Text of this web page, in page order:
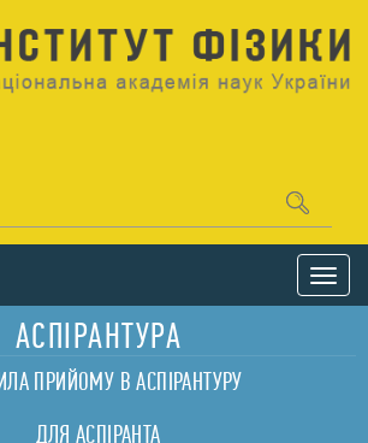
АСПІРАНТУРА
ПРИЙОМУ В АСПІРАНТУРУ
ДЛЯ АСПІРАНТА